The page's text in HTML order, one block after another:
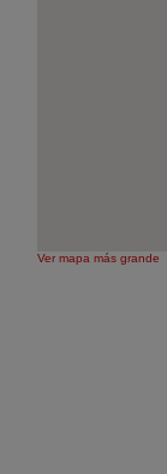
Ver mapa más grande